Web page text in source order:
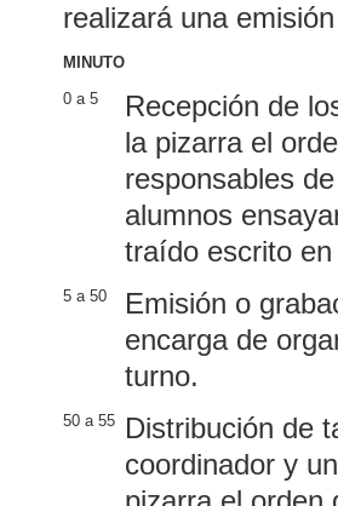
realizará una
MINUTO
0 a 5
Recepción de
la pizarra el
responsables
alumnos
traído escrito
5 a 50
Emisión o
encarga de
turno.
50 a 55
Distribución de
coordinador y